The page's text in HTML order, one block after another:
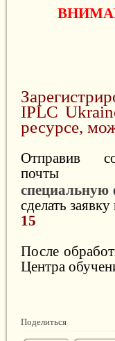
IPLC
ресурсе,
Отправив
почты
специальную
сделать
15
После
Центра
Поделиться